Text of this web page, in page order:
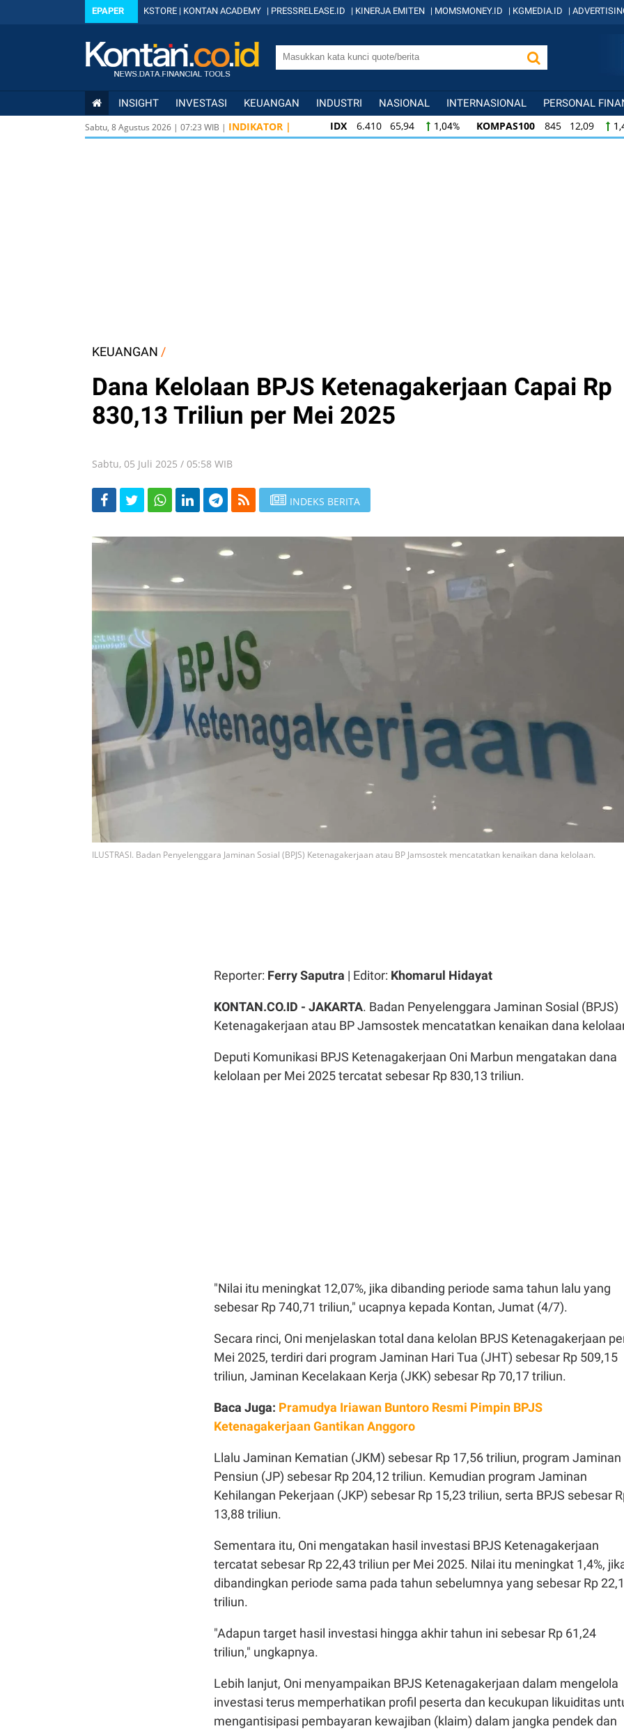
EPAPER KSTORE | KONTAN ACADEMY | PRESSRELEASE.ID | KINERJA EMITEN | MOMSMONEY.ID | KGMEDIA.ID |
INSIGHT INVESTASI KEUANGAN INDUSTRI NASIONAL INTERNASIONAL PERSONAL
Sabtu, 8 Agustus 2026 | 07:23 WIB | INDIKATOR | IDX 6.410 65,94 1,04% KOMPAS100 845 12,09
KOMPAS100 845 12,09 1,45% LQ45 640 9,44
KEUANGAN /
Dana Kelolaan BPJS Ketenagakerjaan Capai Rp
830,13 Triliun per Mei 2025
Sabtu, 05 Juli 2025 / 05:58 WIB
INDEKS BERITA
ILUSTRASI. Badan Penyelenggara Jaminan Sosial (BPJS) Ketenagakerjaan atau BP Jamsostek mencatatkan kenaikan dana kelolaan.
Reporter: Ferry Saputra | Editor: Khomarul Hidayat
KONTAN.CO.ID - JAKARTA. Badan Penyelenggara Jaminan Sosial (BPJS)
Ketenagakerjaan atau BP Jamsostek mencatatkan kenaikan dana
Deputi Komunikasi BPJS Ketenagakerjaan Oni Marbun mengatakan dana
kelolaan per Mei 2025 tercatat sebesar Rp 830,13 triliun.
"Nilai itu meningkat 12,07%, jika dibanding periode sama tahun lalu yang
sebesar Rp 740,71 triliun," ucapnya kepada Kontan, Jumat (4/7).
Secara rinci, Oni menjelaskan total dana kelolan BPJS Ketenagakerjaan
Mei 2025, terdiri dari program Jaminan Hari Tua (JHT) sebesar Rp 509,15
triliun, Jaminan Kecelakaan Kerja (JKK) sebesar Rp 70,17 triliun.
Baca Juga: Pramudya Iriawan Buntoro Resmi Pimpin BPJS
Ketenagakerjaan Gantikan Anggoro
Llalu Jaminan Kematian (JKM) sebesar Rp 17,56 triliun, program Jaminan
Pensiun (JP) sebesar Rp 204,12 triliun. Kemudian program Jaminan
Kehilangan Pekerjaan (JKP) sebesar Rp 15,23 triliun, serta BPJS sebesar
13,88 triliun.
Sementara itu, Oni mengatakan hasil investasi BPJS Ketenagakerjaan
tercatat sebesar Rp 22,43 triliun per Mei 2025. Nilai itu meningkat 1,4%,
dibandingkan periode sama pada tahun sebelumnya yang sebesar Rp
triliun.
"Adapun target hasil investasi hingga akhir tahun ini sebesar Rp 61,24
triliun," ungkapnya.
Lebih lanjut, Oni menyampaikan BPJS Ketenagakerjaan dalam mengelola
investasi terus memperhatikan profil peserta dan kecukupan likuiditas
mengantisipasi pembayaran kewajiban (klaim) dalam jangka pendek dan